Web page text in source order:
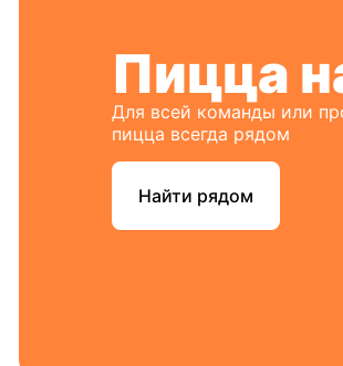
Пицца
Для всей команды или
пицца всегда рядом
Найти рядом